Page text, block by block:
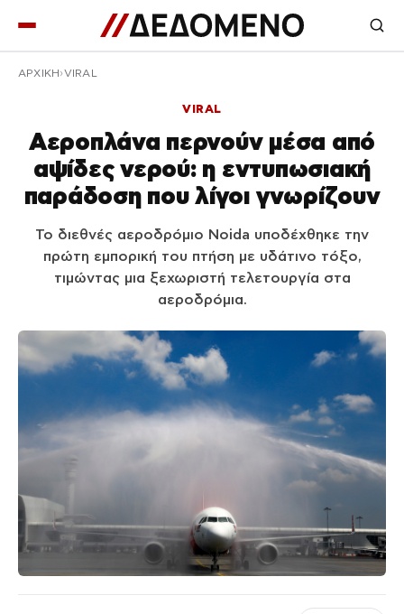
ΑΡΧΙΚΉ VIRAL
VIRAL
Αεροπλάνα περνούν μέσα από
αψίδες νερού: η εντυπωσιακή
παράδοση που λίγοι γνωρίζουν
Το διεθνές αεροδρόμιο Noida υποδέχθηκε την
πρώτη εμπορική του πτήση με υδάτινο τόξο,
τιμώντας μια ξεχωριστή τελετουργία στα
αεροδρόμια.